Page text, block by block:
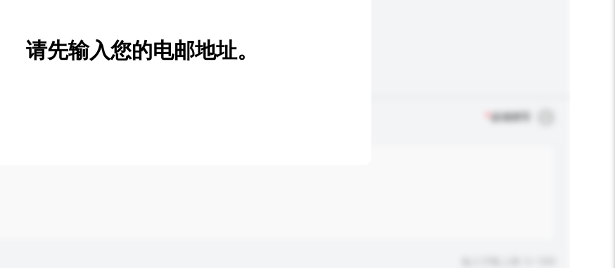
新增/删除选项
必须填写
请先输入您的电邮地址。